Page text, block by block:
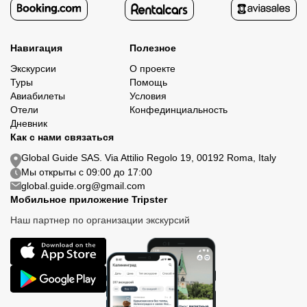
Навигация
Экскурсии
Туры
Авиабилеты
Отели
Дневник
Полезное
О проекте
Помощь
Условия
Конфединциальность
Как с нами связаться
Global Guide SAS. Via Attilio Regolo 19, 00192 Roma, Italy
Мы открыты с 09:00 до 17:00
global.guide.org@gmail.com
Мобильное приложение Tripster
Наш партнер по организации экскурсий